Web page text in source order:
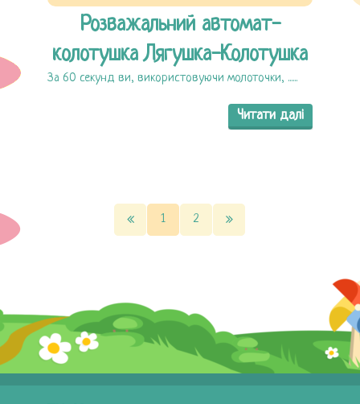
Розважальний автомат-
колотушка Лягушка-Колотушка
За 60 секунд ви, використовуючи молоточки, ......
Читати далі
1 2